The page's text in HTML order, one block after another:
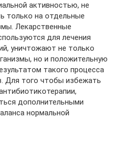
активностью, не
только на отдельные
Лекарственные
для лечения
уничтожают не только
но и положительную
такого процесса
Для того чтобы избежать
дополнительными
нормальной